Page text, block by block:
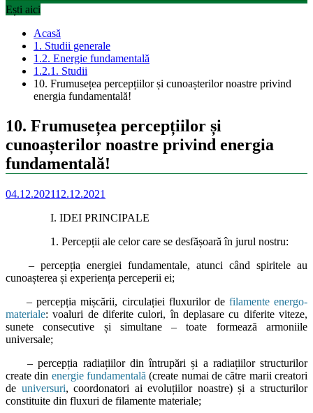
Ești aici
Acasă
1. Studii generale
1.2. Energie fundamentală
1.2.1. Studii
10. Frumusețea percepțiilor și cunoașterilor noastre privind
energia fundamentală!
10. Frumusețea percepțiilor și
cunoașterilor noastre privind energia
fundamentală!
04.12.202112.12.2021
I. IDEI PRINCIPALE
1. Percepții ale celor care se desfășoară în jurul nostru:
– percepția energiei fundamentale, atunci când spiritele au
cunoașterea și experiența perceperii ei;
– percepția mișcării, circulației fluxurilor de filamente energo-
materiale: voaluri de diferite culori, în deplasare cu diferite viteze,
sunete consecutive și simultane – toate formează armoniile
universale;
– percepția radiațiilor din întrupări și a radiațiilor structurilor
create din energie fundamentală (create numai de către marii creatori
de universuri, coordonatori ai evoluțiilor noastre) și a structurilor
constituite din fluxuri de filamente materiale;